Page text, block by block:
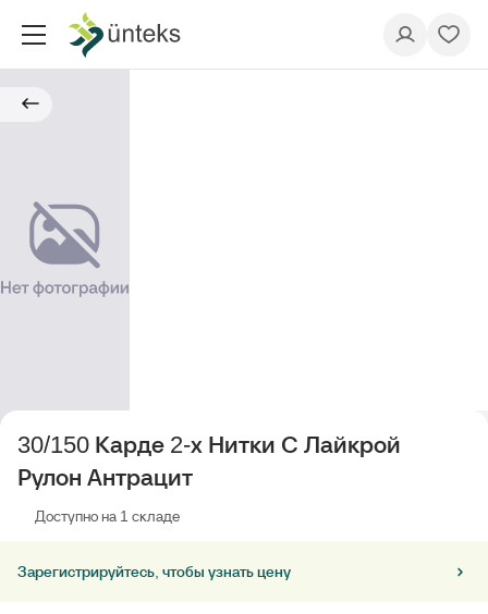
30/150 Карде 2-х Нитки С Лайкрой
Рулон Антрацит
Доступно на 1 складе
Зарегистрируйтесь, чтобы узнать цену